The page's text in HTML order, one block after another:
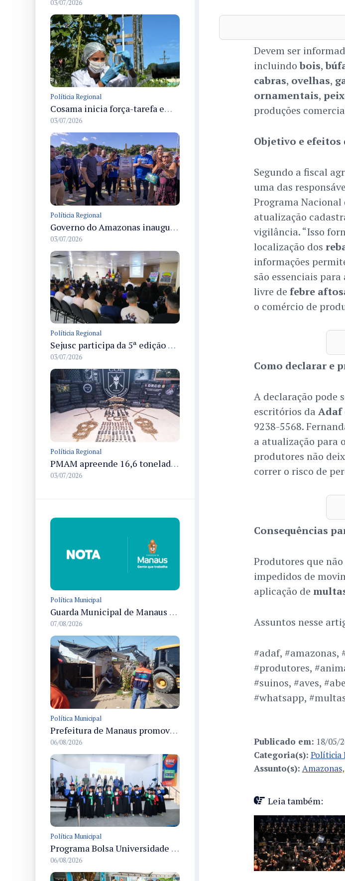
03/07/2026
Políticia Regional
Cosama inicia força-tarefa em Anamã para fortalecer abastecimento de água e segurança hídrica da população
03/07/2026
Políticia Regional
Governo do Amazonas inaugura primeiro Castramóvel Fluvial para atendimento veterinário às comunidades ribeirinhas e castração gratuita
03/07/2026
Políticia Regional
Sejusc participa da 5ª edição do Caminhos Literários com foco na cultura hip-hop nas unidades socioeducativas
03/07/2026
Políticia Regional
PMAM apreende 16,6 toneladas de entorpecentes e registra aumento nas prisões em flagrante e nas capturas de foragidos no primeiro semestre de 2026
03/07/2026
Política Municipal
Guarda Municipal de Manaus prende dois por tráfico e resgata ave silvestre em ações nas zonas Leste e Norte
07/08/2026
Política Municipal
Prefeitura de Manaus promove demolição administrativa de cinco estruturas que ocupavam calçada pública
06/08/2026
Política Municipal
Programa Bolsa Universidade entrega certificados a formandos em Manaus na sede do Executivo municipal
06/08/2026
Devem ser
incluindobois,
cabras, ovelhas,
ornamentais,
produções
Objetivo e efeitos
Segundo a fiscal
uma das
Programa
atualização
vigilância. “Isso
localização dos
informações
são essenciais
livre de febre
o comércio de
Como declarar e
A declaração pode
escritórios da Adaf
9238-5568.
a atualização para
produtores não
correr o risco de
Consequências
Produtores que
impedidos de
aplicação de
Assuntos nesse
#adaf, #amazonas,
#produtores,
#suinos, #aves,
#whatsapp,
Publicado em: 18/05/
Categoria(s): Políticia
Assunto(s): Amazonas,
Leia também: